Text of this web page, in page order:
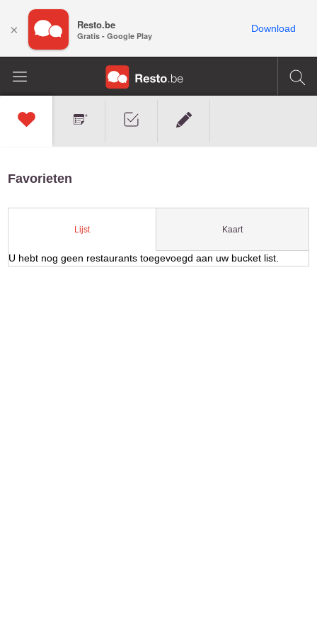
Favorieten
Lijst Kaart
U hebt nog geen restaurants toegevoegd aan uw bucket list.
× Resto.be
Gratis - Google Play
Download